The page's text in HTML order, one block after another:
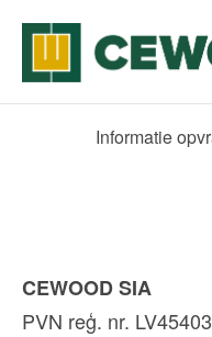
Informatie
CEWOOD SIA
PVN reģ. nr.